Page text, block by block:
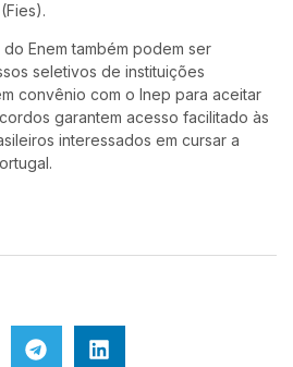
Enem também podem ser
seletivos de instituições
convênio com o Inep para aceitar
garantem acesso facilitado às
interessados em cursar a